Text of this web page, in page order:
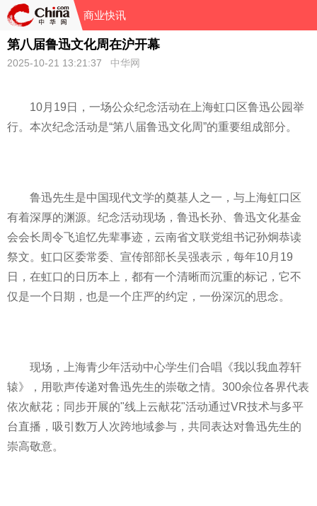
商业快讯
第八届鲁迅文化周在沪开幕
2025-10-21 13:21:37 中华网
10月19日，一场公众纪念活动在上海虹口区鲁迅公园举
行。本次纪念活动是“第八届鲁迅文化周”的重要组成部分。
鲁迅先生是中国现代文学的奠基人之一，与上海虹口区
有着深厚的渊源。纪念活动现场，鲁迅长孙、鲁迅文化基金
会会长周令飞追忆先辈事迹，云南省文联党组书记孙炯恭读
祭文。虹口区委常委、宣传部部长吴强表示，每年10月19
日，在虹口的日历本上，都有一个清晰而沉重的标记，它不
仅是一个日期，也是一个庄严的约定，一份深沉的思念。
现场，上海青少年活动中心学生们合唱《我以我血荐轩
辕》，用歌声传递对鲁迅先生的崇敬之情。300余位各界代表
依次献花；同步开展的"线上云献花"活动通过VR技术与多平
台直播，吸引数万人次跨地域参与，共同表达对鲁迅先生的
崇高敬意。